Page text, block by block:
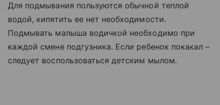
Для подмывания пользуются обычной теплой
водой, кипятить ее нет необходимости.
Подмывать малыша водичкой необходимо при
каждой смене подгузника. Если ребенок покакал –
следует воспользоваться детским мылом.